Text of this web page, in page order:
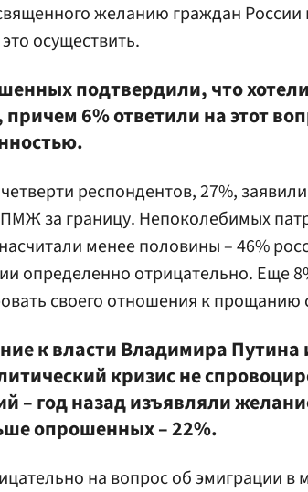
желанию граждан России
осуществить.
подтвердили, что
причем 6% ответили на этот
респондентов, 27%,
за границу. Непоколебимых
менее половины – 46%
определенно отрицательно. Еще
своего отношения к прощанию
к власти Владимира
кризис не
– год назад изъявляли
опрошенных – 22%.
на вопрос об эмиграции в